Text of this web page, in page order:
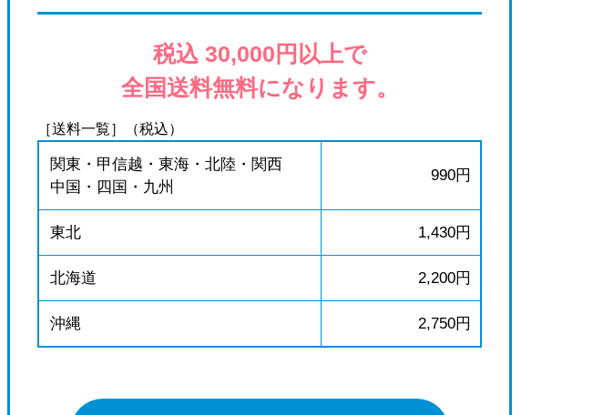
税込 30,000円以上で
全国送料無料になります。
［送料一覧］（税込）
関東・甲信越・東海・北陸・関西
中国・四国・九州
990円
東北 1,430円
北海道 2,200円
沖縄 2,750円